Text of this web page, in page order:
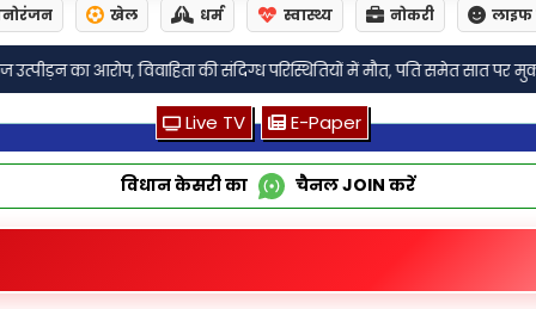
खेल धर्म स्वास्थ्य नोकरी लाइफ
परिस्थितियों में मौत, पति समेत सात पर मुकदमा• लखनऊ: विधान परिषद में
Live TV E-Paper
विधान केसरी का चैनलJOIN करें